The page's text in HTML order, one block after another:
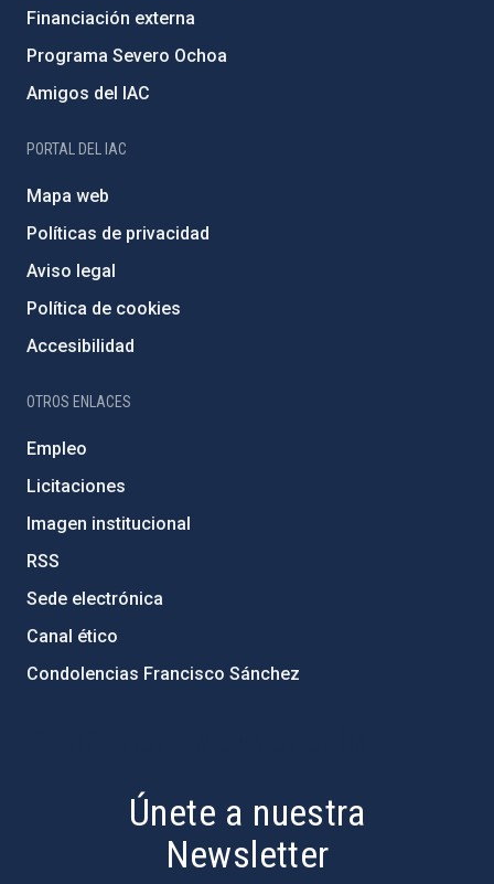
Financiación externa
Programa Severo Ochoa
Amigos del IAC
PORTAL DEL IAC
Mapa web
Políticas de privacidad
Aviso legal
Política de cookies
Accesibilidad
OTROS ENLACES
Empleo
Licitaciones
Imagen institucional
RSS
Sede electrónica
Canal ético
Condolencias Francisco Sánchez
Únete a nuestra
Newsletter